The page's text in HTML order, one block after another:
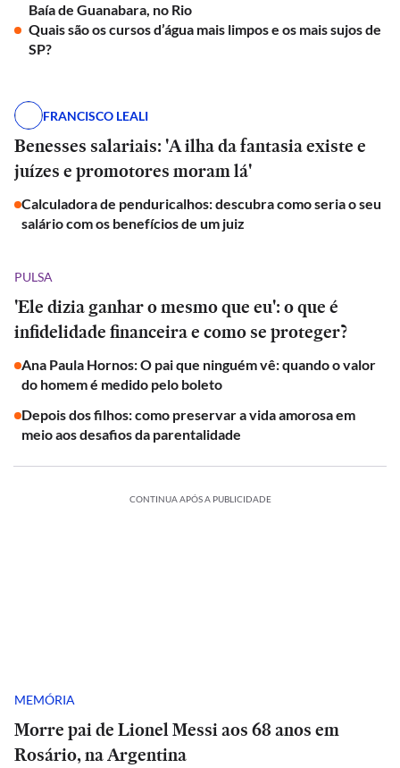
Baía de Guanabara, no Rio
Quais são os cursos d’água mais limpos e os mais sujos de
SP?
FRANCISCO LEALI
Benesses salariais: 'A ilha da fantasia existe e
juízes e promotores moram lá'
Calculadora de penduricalhos: descubra como seria o seu
salário com os benefícios de um juiz
PULSA
'Ele dizia ganhar o mesmo que eu': o que é
infidelidade financeira e como se proteger?
Ana Paula Hornos: O pai que ninguém vê: quando o valor
do homem é medido pelo boleto
Depois dos filhos: como preservar a vida amorosa em
meio aos desafios da parentalidade
CONTINUA APÓS A PUBLICIDADE
MEMÓRIA
Morre pai de Lionel Messi aos 68 anos em
Rosário, na Argentina